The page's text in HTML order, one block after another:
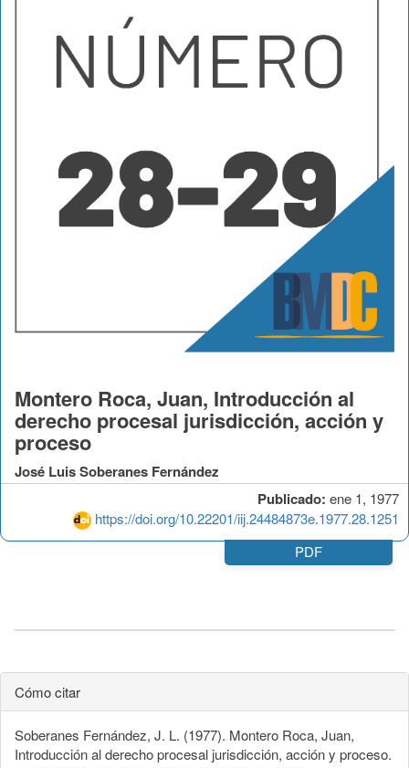
Publicado: ene 1, 1977
https://doi.org/10.22201/iij.24484873e.1977.28.1251
Montero Roca, Juan, Introducción al
derecho procesal jurisdicción, acción y
proceso
José Luis Soberanes Fernández
PDF
Cómo citar
Soberanes Fernández, J. L. (1977). Montero Roca, Juan,
Introducción al derecho procesal jurisdicción, acción y proceso.